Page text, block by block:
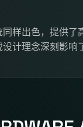
样出色，提供了
计理念深刻影响